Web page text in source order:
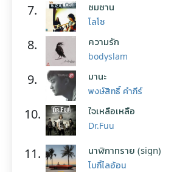
7. ซมซาน
โลโซ
8. ความรัก
bodyslam
9. มานะ
พงษ์สิทธิ์ คำภีร์
10. ใจเหลือเหลือ
Dr.Fuu
11. นาฬิกาทราย (sign)
โบกี้ไลอ้อน